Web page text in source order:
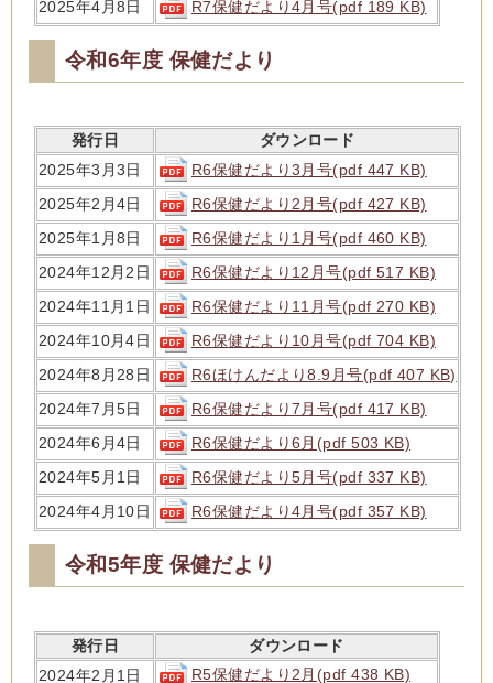
2025年4月8日
R7保健だより4月号(pdf 189 KB)
令和6年度 保健だより
発行日
ダウンロード
2025年3月3日
R6保健だより3月号(pdf 447 KB)
2025年2月4日
R6保健だより2月号(pdf 427 KB)
2025年1月8日
R6保健だより1月号(pdf 460 KB)
2024年12月2日
R6保健だより12月号(pdf 517 KB)
2024年11月1日
R6保健だより11月号(pdf 270 KB)
2024年10月4日
R6保健だより10月号(pdf 704 KB)
2024年8月28日
R6ほけんだより8.9月号(pdf 407 KB)
2024年7月5日
R6保健だより7月号(pdf 417 KB)
2024年6月4日
R6保健だより6月(pdf 503 KB)
2024年5月1日
R6保健だより5月号(pdf 337 KB)
2024年4月10日
R6保健だより4月号(pdf 357 KB)
令和5年度 保健だより
発行日
ダウンロード
2024年2月1日
R5保健だより2月(pdf 438 KB)